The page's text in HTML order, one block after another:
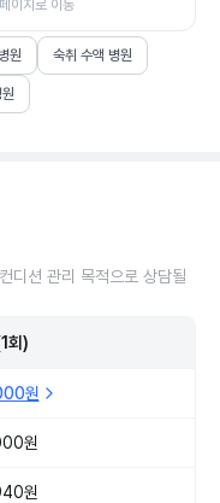
이지로 이동
원 숙취 수액 병원
디션 관리 목적으로 상담될
회)
원
원
원